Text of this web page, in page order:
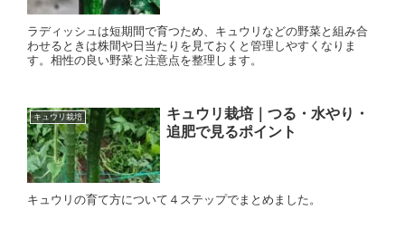
ラディッシュは短期間で育つため、キュウリなどの野菜と組み合
わせるときは株間や日当たりを見ておくと管理しやすくなりま
す。相性の良い野菜と注意点を整理します。
キュウリ栽培
キュウリ栽培｜つる・水やり・
追肥で見るポイント
キュウリの育て方について４ステップでまとめました。